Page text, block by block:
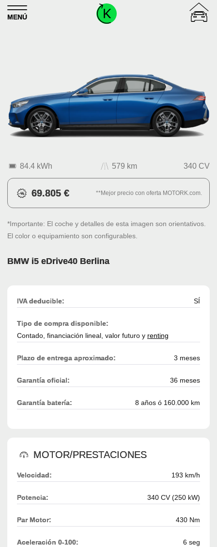
Skip to content
MENÚ
84.4 kWh 579 km 340 CV
69.805 € **Mejor precio con oferta MOTORK.com.
*Importante: El coche y detalles de esta imagen son orientativos.
El color o equipamiento son configurables.
BMW i5 eDrive40 Berlina
IVA deducible: SÍ
Tipo de compra disponible:
Contado, financiación lineal, valor futuro y renting
Plazo de entrega aproximado: 3 meses
Garantía oficial: 36 meses
Garantía batería: 8 años ó 160.000 km
MOTOR/PRESTACIONES
Velocidad: 193 km/h
Potencia: 340 CV (250 kW)
Par Motor: 430 Nm
Aceleración 0-100: 6 seg